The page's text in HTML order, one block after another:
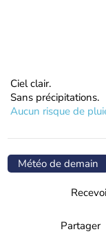
Ciel clair.
Sans précipitations.
Aucun risque de
Météo de demain
Partager